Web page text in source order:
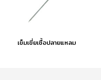
เข็มเขี่ยเชื้อปลายแหลม